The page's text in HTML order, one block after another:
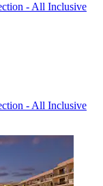
- All Inclusive
- All Inclusive